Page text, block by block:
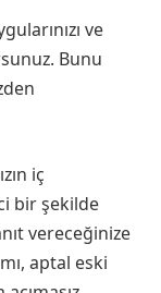
ve
Bunu
iç
bir şekilde
vereceğinize
aptal eski